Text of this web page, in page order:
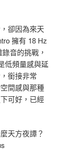
卻因為來天
擁有 18 Hz
音的挑戰，
低頻量感與延
銜接非常
間感與那種
可好，已經
天方夜譚？